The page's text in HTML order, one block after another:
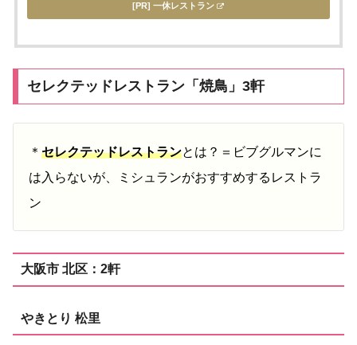
[PR] 一休レストラン
セレクテッドレストラン「焼鳥」3軒
＊ セレクテッドレストランとは？＝ビブグルマンに
は入らないが、ミシュランがおすすめするレストラ
ン
大阪市 北区：2軒
やきとり 松里